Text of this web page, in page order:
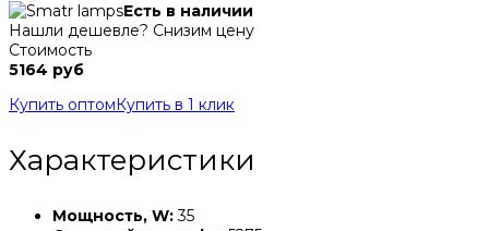
Есть в наличии
Нашли дешевле? Снизим цену
Стоимость
5164 руб
Купить оптом Купить в 1 клик
Характеристики
Мощность, W:35